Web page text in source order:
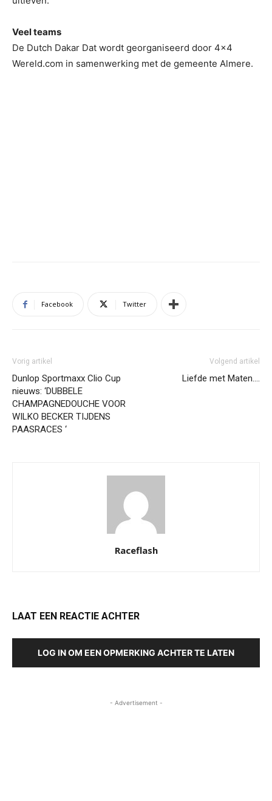
Veel teams
De Dutch Dakar Dat wordt georganiseerd door 4×4
Wereld.com in samenwerking met de gemeente Almere.
Facebook Twitter
Vorig artikel
Dunlop Sportmaxx Clio Cup
nieuws: ‘DUBBELE
CHAMPAGNEDOUCHE VOOR
WILKO BECKER TIJDENS
PAASRACES ‘
Volgend artikel
Liefde met Maten….
Raceflash
LAAT EEN REACTIE ACHTER
LOG IN OM EEN OPMERKING ACHTER TE LATEN
- Advertisement -